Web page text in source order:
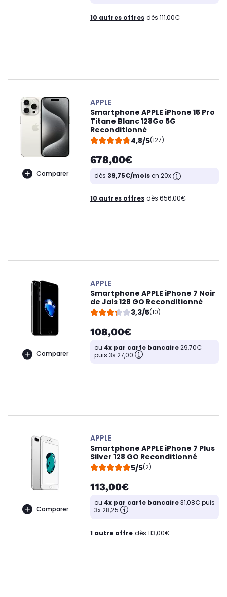
10 autres offres dès 111,00€
Comparer
APPLE
Smartphone APPLE iPhone 15 Pro
Titane Blanc 128Go 5G
Reconditionné
4,8/5(127)
678,00€
dès 39,75€/moisen 20x
10 autres offres dès 656,00€
Comparer
APPLE
Smartphone APPLE iPhone 7 Noir
de Jais 128 GO Reconditionné
3,3/5(10)
108,00€
ou 4x par carte bancaire29,70€
puis 3x 27,00
Comparer
APPLE
Smartphone APPLE iPhone 7 Plus
Silver 128 GO Reconditionné
5/5(2)
113,00€
ou 4x par carte bancaire31,08€ puis
3x 28,25
1 autre offre dès 113,00€